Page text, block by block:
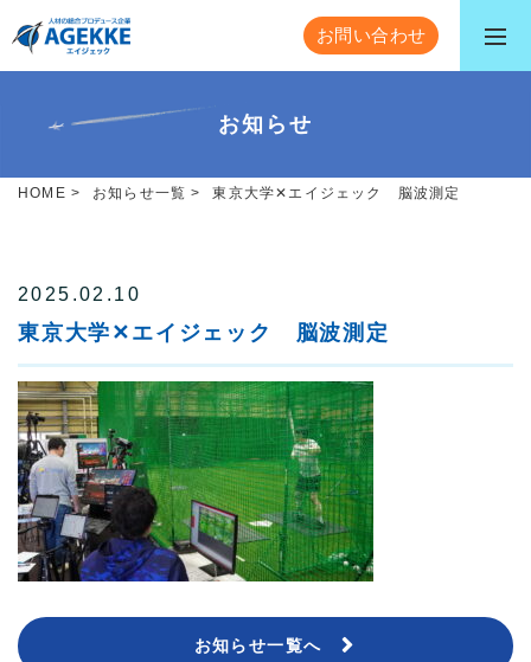
お問い合わせ
お知らせ
HOME > お知らせ一覧 > 東京大学✕エイジェック 脳波測定
2025.02.10
東京大学✕エイジェック 脳波測定
お知らせ一覧へ